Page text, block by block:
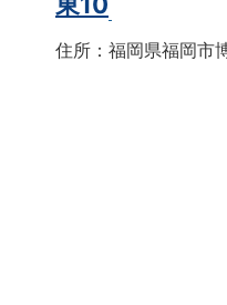
住所：福岡県福岡市